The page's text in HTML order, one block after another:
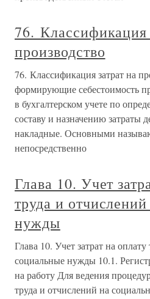
76. Классификация
производство
76. Классификация затрат на
формирующие себестоимость
в бухгалтерском учете по
составу и назначению затраты
накладные. Основными
непосредственно
Глава 10. Учет
труда и
нужды
Глава 10. Учет затрат на
социальные нужды 10.1.
на работу Для ведения
труда и отчислений на